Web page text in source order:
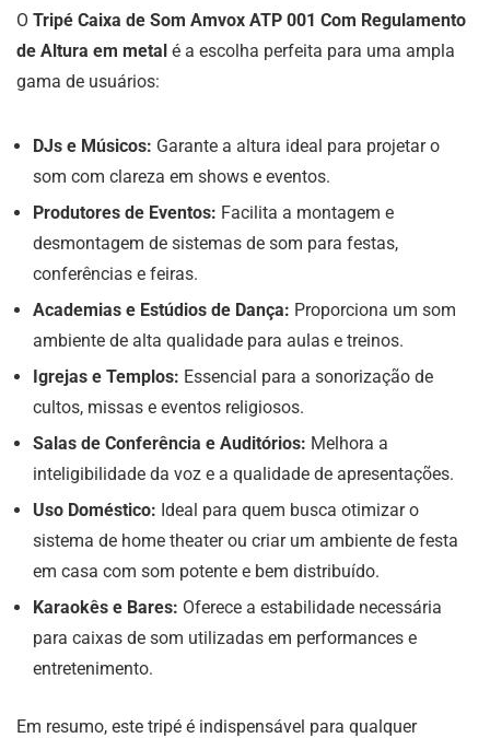
O Tripé Caixa de Som Amvox ATP 001 Com Regulamento
de Altura em metal é a escolha perfeita para uma ampla
gama de usuários:
DJs e Músicos: Garante a altura ideal para projetar o
som com clareza em shows e eventos.
Produtores de Eventos: Facilita a montagem e
desmontagem de sistemas de som para festas,
conferências e feiras.
Academias e Estúdios de Dança: Proporciona um som
ambiente de alta qualidade para aulas e treinos.
Igrejas e Templos: Essencial para a sonorização de
cultos, missas e eventos religiosos.
Salas de Conferência e Auditórios: Melhora a
inteligibilidade da voz e a qualidade de apresentações.
Uso Doméstico: Ideal para quem busca otimizar o
sistema de home theater ou criar um ambiente de festa
em casa com som potente e bem distribuído.
Karaokês e Bares: Oferece a estabilidade necessária
para caixas de som utilizadas em performances e
entretenimento.
Em resumo, este tripé é indispensável para qualquer